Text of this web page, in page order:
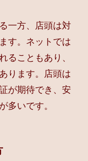
一方、店頭は対
す。ネットでは
ることもあり、
ります。店頭は
が期待でき、安
多いです。